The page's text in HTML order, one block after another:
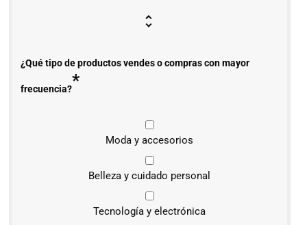
¿Qué tipo de productos vendes o compras con mayor
frecuencia?*
Moda y accesorios
Belleza y cuidado personal
Tecnología y electrónica